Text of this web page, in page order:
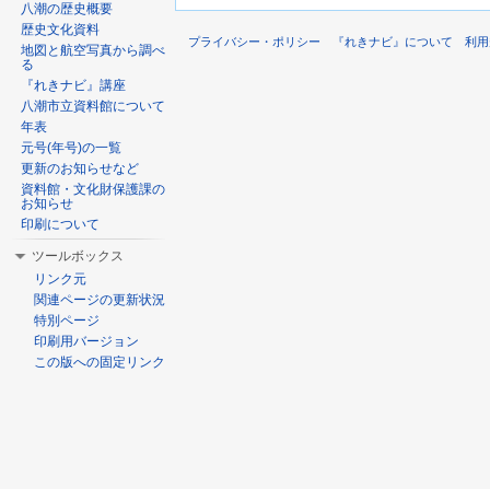
八潮の歴史概要
歴史文化資料
地図と航空写真から調べ
る
『れきナビ』講座
八潮市立資料館について
年表
元号(年号)の一覧
更新のお知らせなど
資料館・文化財保護課の
お知らせ
印刷について
ツールボックス
リンク元
関連ページの更新状況
特別ページ
印刷用バージョン
この版への固定リンク
プライバシー・ポリシー 『れきナビ』について 利